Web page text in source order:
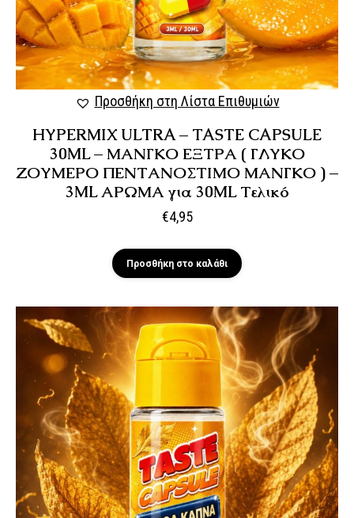
Προσθήκη στη Λίστα Επιθυμιών
HYPERMIX ULTRA – TASTE CAPSULE
30ML – ΜΑΝΓΚΟ ΕΞΤΡΑ ( ΓΛΥΚΟ
ΖΟΥΜΕΡΟ ΠΕΝΤΑΝΟΣΤΙΜΟ ΜΑΝΓΚΟ ) –
3ML ΑΡΩΜΑ για 30ML Τελικό
€4,95
Προσθήκη στο καλάθι